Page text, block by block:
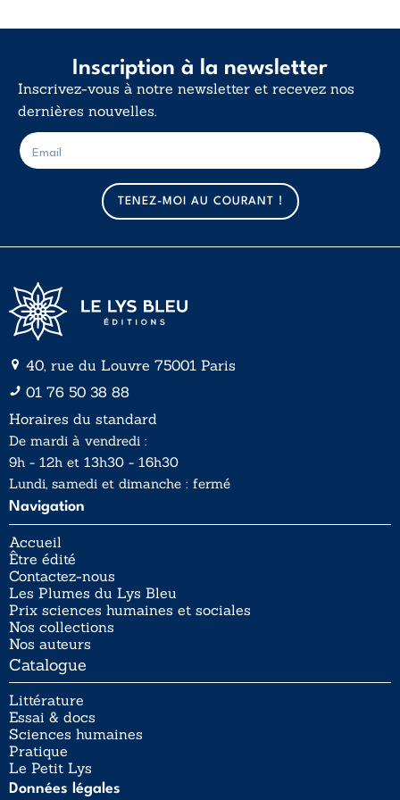
Inscription à la newsletter
Inscrivez-vous à notre newsletter et recevez nos
dernières nouvelles.
m
a
i
l
E
-
m
TENEZ-MOI AU COURANT !
40, rue du Louvre 75001 Paris
01 76 50 38 88
Horaires du standard
De mardi à vendredi :
9h - 12h et 13h30 - 16h30
Lundi, samedi et dimanche : fermé
Navigation
Accueil
Être édité
Contactez-nous
Les Plumes du Lys Bleu
Prix sciences humaines et sociales
Nos collections
Nos auteurs
Catalogue
Littérature
Essai & docs
Sciences humaines
Pratique
Le Petit Lys
Données légales